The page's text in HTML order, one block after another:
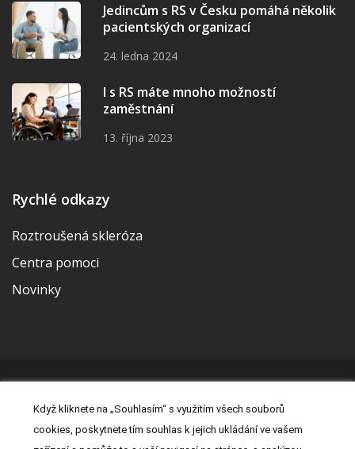
Jedincům s RS v Česku pomáhá několik
pacientských organizací
24. ledna 2024
I s RS máte mnoho možností
zaměstnání
13. října 2023
Rychlé odkazy
Roztroušená skleróza
Centra pomoci
Novinky
Právní prohlášení|Prohlášení o cookies|Nastavení cookies
Kontakt|Zásady zpracování osobních údajů
Když kliknete na „Souhlasím“ s využitím všech souborů
cookies, poskytnete tím souhlas k jejich ukládání ve vašem